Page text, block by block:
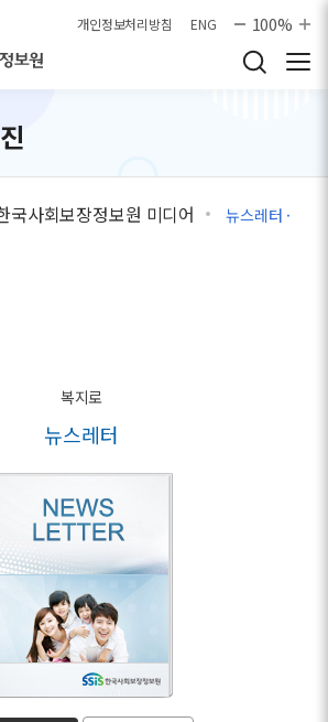
개인정보처리방침 ENG 100%
국사회보장정보원 미디어
뉴스레터 ·
복지로
뉴스레터